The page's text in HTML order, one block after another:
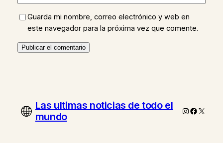
Guarda mi nombre, correo electrónico y web en
este navegador para la próxima vez que comente.
Las ultimas noticias de todo el
mundo
Instagram
X